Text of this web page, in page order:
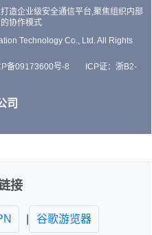
造企业级安全通信平台,聚焦组织内部
协作模式
Technology Co., Ltd. All Rights
备09173600号-8
ICP证：浙B2-
司
接
谷歌游览器